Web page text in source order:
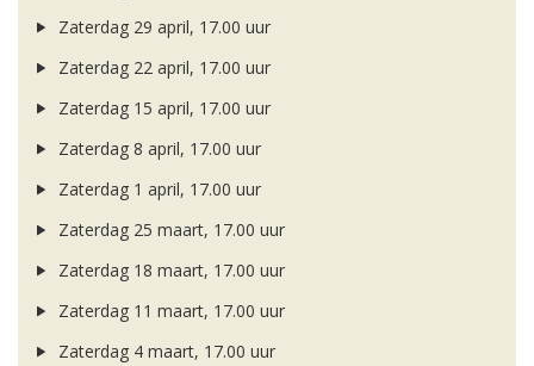
Zaterdag 29 april, 17.00 uur
Zaterdag 22 april, 17.00 uur
Zaterdag 15 april, 17.00 uur
Zaterdag 8 april, 17.00 uur
Zaterdag 1 april, 17.00 uur
Zaterdag 25 maart, 17.00 uur
Zaterdag 18 maart, 17.00 uur
Zaterdag 11 maart, 17.00 uur
Zaterdag 4 maart, 17.00 uur